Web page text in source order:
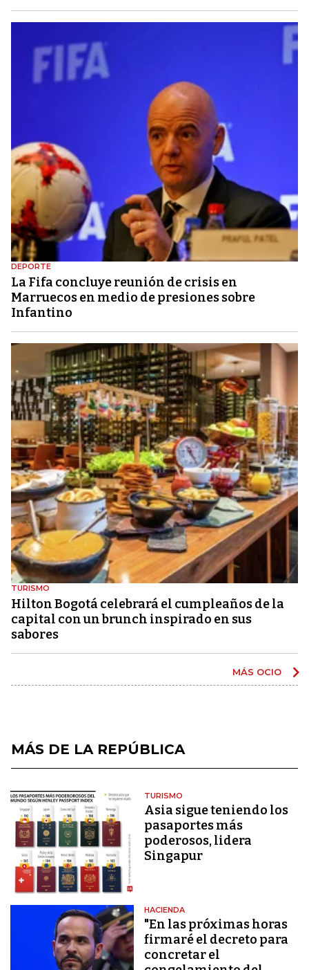
DEPORTE
La Fifa concluye reunión de crisis en
Marruecos en medio de presiones sobre
Infantino
TURISMO
Hilton Bogotá celebrará el cumpleaños de la
capital con un brunch inspirado en sus
sabores
MÁS OCIO
MÁS DE LA REPÚBLICA
TURISMO
Asia sigue teniendo los
pasaportes más
poderosos, lidera
Singapur
HACIENDA
"En las próximas horas
firmaré el decreto para
concretar el